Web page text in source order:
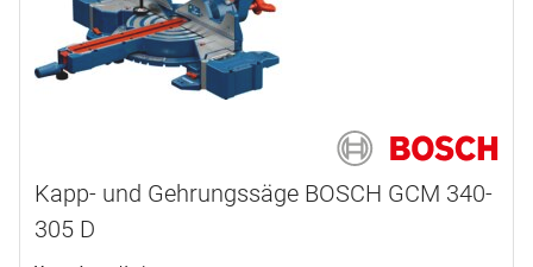
Kapp- und Gehrungssäge BOSCH GCM 340-
305 D